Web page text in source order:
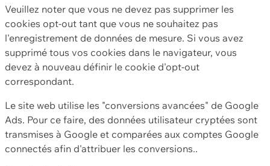
Veuillez noter que vous ne devez pas supprimer les
cookies opt-out tant que vous ne souhaitez pas
l'enregistrement de données de mesure. Si vous avez
supprimé tous vos cookies dans le navigateur, vous
devez à nouveau définir le cookie d'opt-out
correspondant.
Le site web utilise les "conversions avancées" de Google
Ads. Pour ce faire, des données utilisateur cryptées sont
transmises à Google et comparées aux comptes Google
connectés afin d'attribuer les conversions..